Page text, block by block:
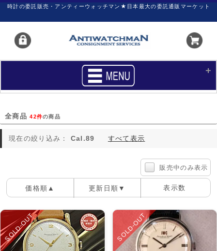
時計の委託販売・アンティーウォッチマン★日本最大の委託通販マーケット
買いたい 売りたい
サポート マイページ
価格ダウン
価格の交渉
アーカイブ ブログ・特集記事
全商品42件の商品
現在の絞り込み： Cal.89 すべて表示
販売中のみ表示
価格順▲ 更新日順▼ 表示数
40件
60件
100件
SOLD-OUT SOLD-OUT